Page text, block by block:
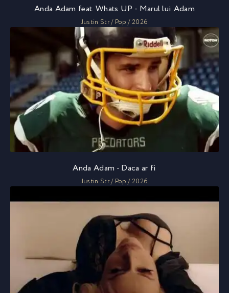
Anda Adam feat. Whats UP - Marul lui Adam
Justin Str / Pop / 2026
Anda Adam - Daca ar fi
Justin Str / Pop / 2026